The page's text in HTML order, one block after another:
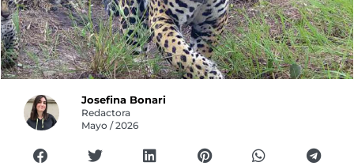
Josefina Bonari
Redactora
Mayo / 2026